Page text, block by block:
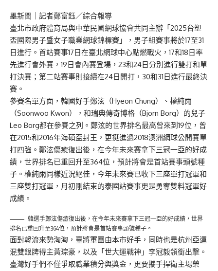
墨新聞 ｜記者鄭富鈺／綜合報導
臺北市政府體育局與中華民國網球協會共同主辦「2025台塑
盃國際男子暨女子職業網球錦標賽」，男子組賽事將於17至31
日進行。首站賽事17日在臺北網球中心點燃戰火，17和18日率
先進行會外賽，19日會內賽登場，23和24日分別進行雙打和單
打決賽；第二站賽事則接續在24日開打，30和31日進行最終決
賽。
參賽名單方面，韓國好手鄭泫（Hyeon Chung）、權純雨
（Soonwoo Kwon），和瑞典傳奇博格（Bjorn Borg）的兒子
Leo Borg都在參賽之列。鄭泫的世界排名最高曾來到19位，曾
在2015和2016年海碩盃封王，更挺進過2018澳洲網球公開賽單
打四強。鄭泫傷癒復出後，在今年未來賽拿下三冠一亞的好成
績，世界排名已重回升至364位，預計將會是首站賽事頭號種
子。權純雨同樣近況絕佳，今年未來賽已收下三座單打冠軍和
三座雙打冠軍，月初剛結束的泰國站賽事更是勇奪雙料冠軍好
成績。
韓選手鄭泫傷癒復出後，在今年未來賽拿下三冠一亞的好成績，世界
排名已重回升至364位，預計將會是首站賽事頭號種子。
面對韓流來勢洶洶，臺將軍團由本市好手，同時也是杭州亞運
混雙銀牌得主黃琮豪，以及「世大運戰神」李冠毅領銜出擊。
臺灣好手們不僅爭取職業積分與獎金，更要攜手捍衛主場榮